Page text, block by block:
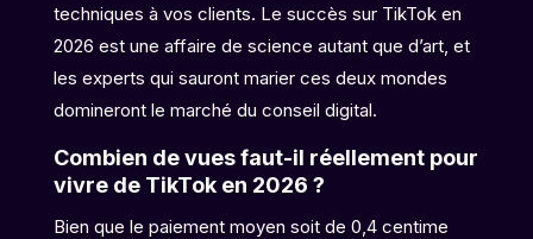
techniques à vos clients. Le succès sur TikTok en
2026 est une affaire de science autant que d’art, et
les experts qui sauront marier ces deux mondes
domineront le marché du conseil digital.
Combien de vues faut-il réellement pour
vivre de TikTok en 2026 ?
Bien que le paiement moyen soit de 0,4 centime